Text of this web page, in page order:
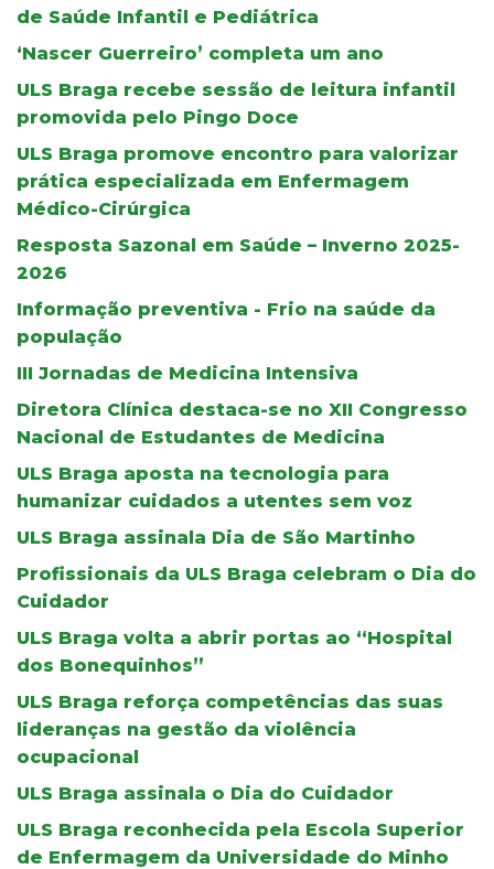
de Saúde Infantil e Pediátrica
‘Nascer Guerreiro’ completa um ano
ULS Braga recebe sessão de leitura infantil
promovida pelo Pingo Doce
ULS Braga promove encontro para valorizar
prática especializada em Enfermagem
Médico-Cirúrgica
Resposta Sazonal em Saúde – Inverno 2025-
2026
Informação preventiva - Frio na saúde da
população
III Jornadas de Medicina Intensiva
Diretora Clínica destaca-se no XII Congresso
Nacional de Estudantes de Medicina
ULS Braga aposta na tecnologia para
humanizar cuidados a utentes sem voz
ULS Braga assinala Dia de São Martinho
Profissionais da ULS Braga celebram o Dia do
Cuidador
ULS Braga volta a abrir portas ao “Hospital
dos Bonequinhos”
ULS Braga reforça competências das suas
lideranças na gestão da violência
ocupacional
ULS Braga assinala o Dia do Cuidador
ULS Braga reconhecida pela Escola Superior
de Enfermagem da Universidade do Minho